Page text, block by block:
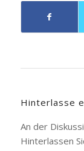
Hinterlasse
An der
Hinterlassen